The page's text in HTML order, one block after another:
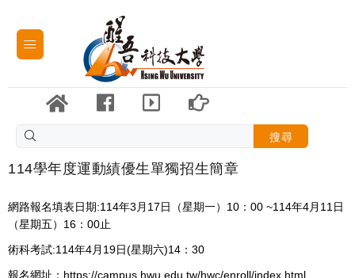
搜尋
114學年度運動績優生單獨招生簡章
網路報名填表日期:114年3月17日（星期一）10：00 ~114年4月11日
（星期五）16：00止
術科考試:114年4月19日(星期六)14：30
報名網址：https://campus.hwu.edu.tw/hwc/enroll/index.html